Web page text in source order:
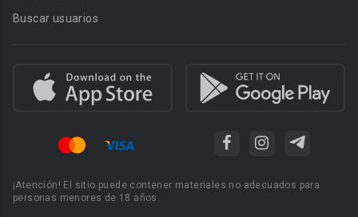
Buscar usuarios
¡Atención! El sitio puede contener materiales no adecuados para
personas menores de 18 años.